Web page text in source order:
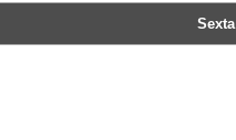
Sexta